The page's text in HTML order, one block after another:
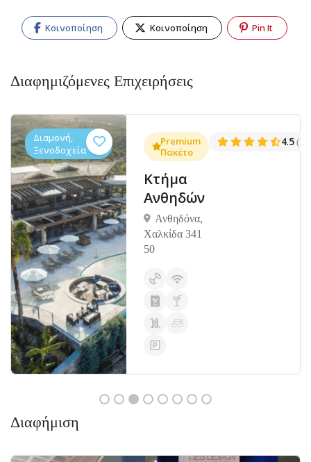
Κοινοποίηση Κοινοποίηση Pin It
Διαφημιζόμενες Επιχειρήσεις
(1381)
Διαμονή,
Ξενοδοχεία
Premium
Πακέτο
Κτήμα
Ανθηδών
Ανθηδόνα,
Χαλκίδα 341
50
4.5
Διαφήμιση